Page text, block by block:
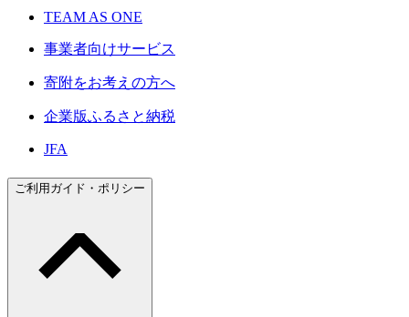
TEAM AS ONE
事業者向けサービス
寄附をお考えの方へ
企業版ふるさと納税
JFA
ご利用ガイド・ポリシー